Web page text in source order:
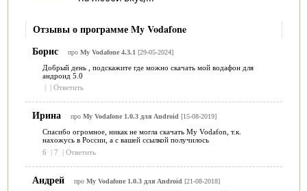
Отзывы о программе My Vodafone
Борис
про My Vodafone 4.3.1 [29-05-2024]
Добрый день , подскажите где можно скачать мой водафон для
андроид 5.0
Ответить
Ирина про My Vodafone 1.0.3 для Android[15-08-2019]
Спасибо огромное, никак не могла скачать My Vodafon, т.к.
нахожусь в России, а с вашей ссылкой получилось
6
| 7 | Ответить
Андрей про My Vodafone 1.0.3 для Android [21-08-2018]